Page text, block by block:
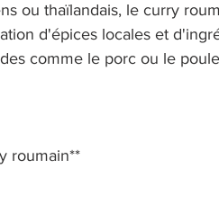
ou thaïlandais, le curry
d'épices locales et
comme le porc ou le
roumain**